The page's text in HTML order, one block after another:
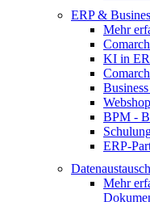
ERP &
Mehr
KI in
BPM -
ERP-
Mehr